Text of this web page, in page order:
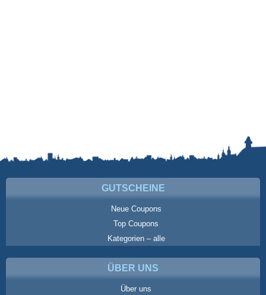
GUTSCHEINE
Neue Coupons
Top Coupons
Kategorien – alle
ÜBER UNS
Über uns